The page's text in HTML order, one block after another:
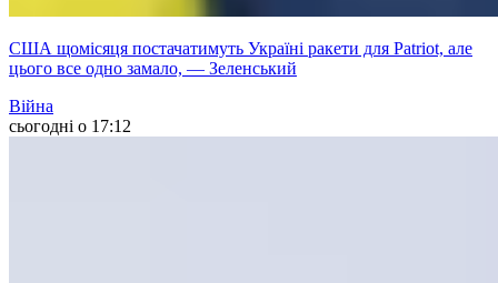
США щомісяця постачатимуть Україні ракети для Patriot, але
цього все одно замало, — Зеленський
Війна
сьогодні о 17:12